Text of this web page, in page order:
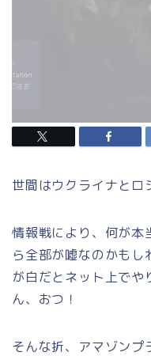
世間はウクライナとロ
情報戦により、何が本
ら全部が嘘なのかもし
が白だとネット上で
ん、おつ！
そんな折、アマゾンプ